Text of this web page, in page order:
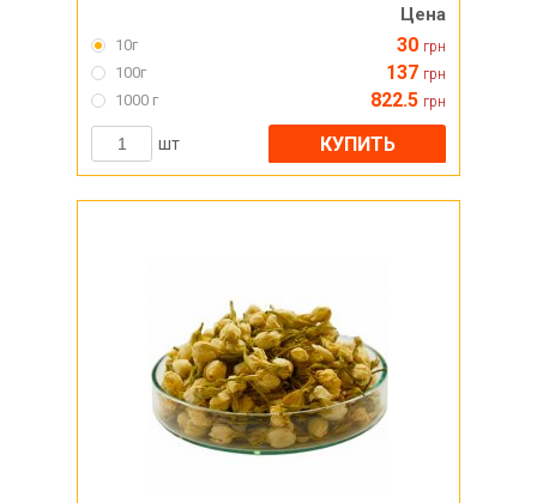
Цена
10г 30 грн
100г 137 грн
1000 г 822.5 грн
шт КУПИТЬ